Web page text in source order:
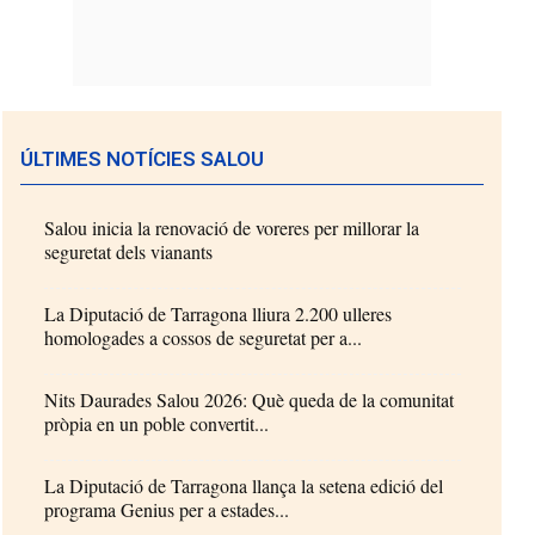
ÚLTIMES NOTÍCIES SALOU
Salou inicia la renovació de voreres per millorar la
seguretat dels vianants
La Diputació de Tarragona lliura 2.200 ulleres
homologades a cossos de seguretat per a...
Nits Daurades Salou 2026: Què queda de la comunitat
pròpia en un poble convertit...
La Diputació de Tarragona llança la setena edició del
programa Genius per a estades...